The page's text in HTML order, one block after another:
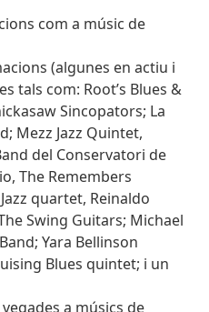
com a músic de
(algunes en actiu i
tals com: Root’s Blues &
Sincopators; La
Mezz Jazz Quintet,
del Conservatori de
The Remembers
quartet, Reinaldo
Swing Guitars; Michael
Yara Bellinson
Blues quintet; i un
a músics de